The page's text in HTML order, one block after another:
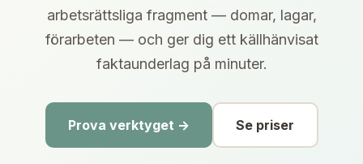
arbetsrättsliga fragment — domar, lagar,
förarbeten — och ger dig ett källhänvisat
faktaunderlag på minuter.
Prova verktyget → Se priser